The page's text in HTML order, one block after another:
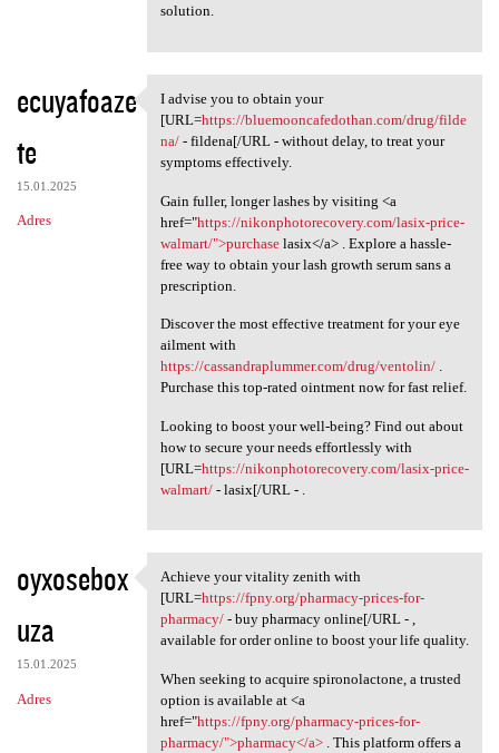
solution.
ecuyafoaze
te
15.01.2025
Adres
I advise you to obtain your
I advise you to obtain your
[URL=https://bluemooncafedothan.com/drug/filde
na/- fildena[/URL - without delay, to treat your
symptoms effectively.
Gain fuller, longer lashes by visiting <a
href="https://nikonphotorecovery.com/lasix-price-
walmart/">purchaselasix</a> . Explore a hassle-
free way to obtain your lash growth serum sans a
prescription.
Discover the most effective treatment for your eye
ailment with
https://cassandraplummer.com/drug/ventolin/.
Purchase this top-rated ointment now for fast relief.
Looking to boost your well-being? Find out about
how to secure your needs effortlessly with
[URL=https://nikonphotorecovery.com/lasix-price-
walmart/- lasix[/URL - .
oyxosebox
uza
15.01.2025
Adres
Achieve your vitality zenith
Achieve your vitality zenith with
[URL=https://fpny.org/pharmacy-prices-for-
pharmacy/- buy pharmacy online[/URL - ,
available for order online to boost your life quality.
When seeking to acquire spironolactone, a trusted
option is available at <a
href="https://fpny.org/pharmacy-prices-for-
pharmacy/">pharmacy</a>. This platform offers a